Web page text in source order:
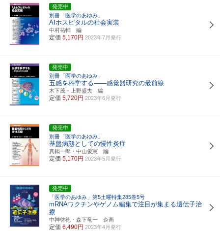
発売中
別冊「医学のあゆみ」
AIホスピタルの社会実装
中村祐輔 編
定価 5,170円 2023年7月発行
発売中
別冊「医学のあゆみ」
五感を科学する――感覚器研究の最前線
木下茂・上野盛夫 編
定価 5,720円 2023年6月発行
発売中
別冊「医学のあゆみ」
基盤病態としての慢性炎症
真鍋一郎・中山俊憲 編
定価 5,170円 2023年5月発行
発売中
「医学のあゆみ」第5土曜特集285巻5号
mRNAワクチンやゲノム編集で注目が集まる遺伝子治
療
中神啓徳・森下竜一 企画
定価 6,490円 2023年4月発行